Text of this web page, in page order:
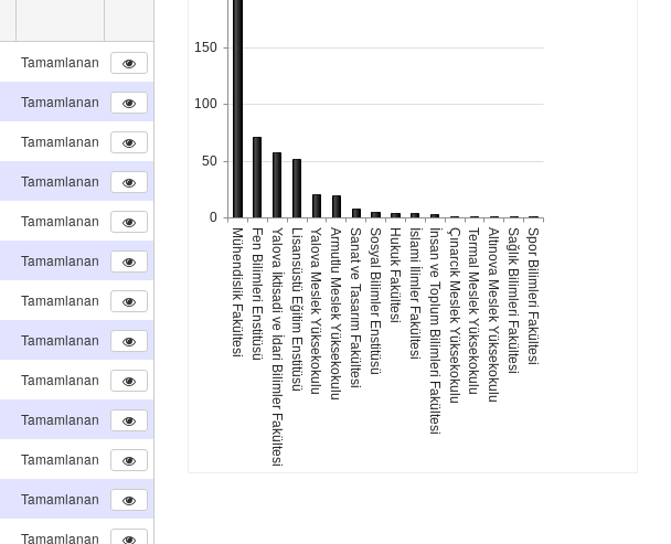
Tamamlanan
Tamamlanan
Tamamlanan
Tamamlanan
Tamamlanan
Tamamlanan
Tamamlanan
Tamamlanan
Tamamlanan
Tamamlanan
Tamamlanan
Tamamlanan
Tamamlanan
Mühendislik FakültesiFen Bilimleri EnstitüsüYalova İktisadi ve İdari Bilimler FakültesiLisansüstü Eğitim EnstitüsüYalova Meslek YüksekokuluArmutlu Meslek YüksekokuluSanat ve Tasarım FakültesiSosyal Bilimler EnstitüsüHukuk Fakültesiİslami İlimler Fakültesiİnsan ve Toplum Bilimleri FakültesiÇınarcık Meslek YüksekokuluTermal Meslek YüksekokuluAltınova Meslek YüksekokuluSağlık Bilimleri FakültesiSpor Bilimleri Fakültesi
0
50
100
150